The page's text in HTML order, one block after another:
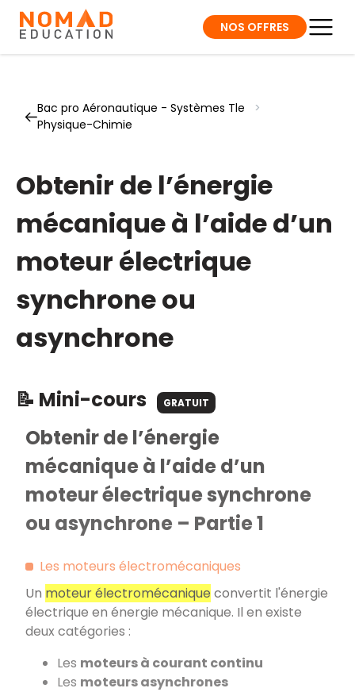
NOS OFFRES
Bac pro Aéronautique - Systèmes Tle
>
Physique-Chimie
Obtenir de l’énergie
mécanique à l’aide d’un
moteur électrique
synchrone ou
asynchrone
📝 Mini-cours GRATUIT
Obtenir de l’énergie
mécanique à l’aide d’un
moteur électrique synchrone
ou asynchrone – Partie 1
Les moteurs électromécaniques
Un moteur électromécanique convertit l'énergie
électrique en énergie mécanique. Il en existe
deux catégories :
Les moteurs à courant continu
Les moteurs asynchrones